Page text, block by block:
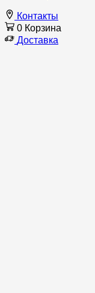
Контакты
0 Корзина
Доставка